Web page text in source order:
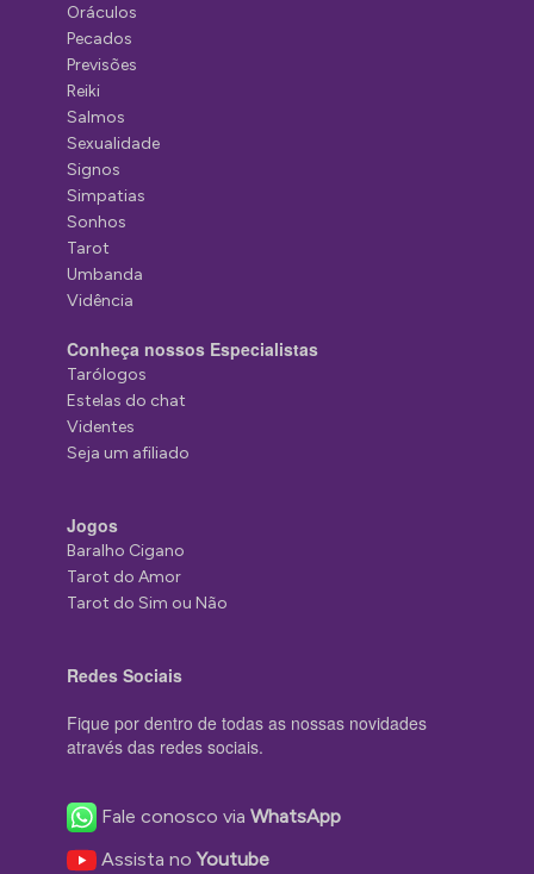
Oráculos
Pecados
Previsões
Reiki
Salmos
Sexualidade
Signos
Simpatias
Sonhos
Tarot
Umbanda
Vidência
Conheça nossos Especialistas
Tarólogos
Estelas do chat
Videntes
Seja um afiliado
Jogos
Baralho Cigano
Tarot do Amor
Tarot do Sim ou Não
Redes Sociais
Fique por dentro de todas as nossas novidades
através das redes sociais.
Fale conosco viaWhatsApp
Assista noYoutube